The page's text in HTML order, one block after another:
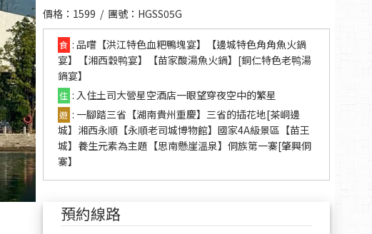
價格：1599 / 團號：HGSS05G
食 : 品嚐【洪江特色血粑鴨塊宴】【邊城特色角角魚火鍋
宴】【湘西穀鸭宴】【苗家酸湯魚火鍋】[銅仁特色老鸭湯
鍋宴】
住 : 入住土司大營星空酒店一眼望穿夜空中的繁星
遊 : 一腳踏三省【湖南貴州重慶】三省的插花地[茶峒邊
城】湘西永順【永順老司城博物館】國家4A級景區【苗王
城】養生元素為主題【思南懸崖溫泉】侗族第一寨[肇興侗
寨】
預約線路